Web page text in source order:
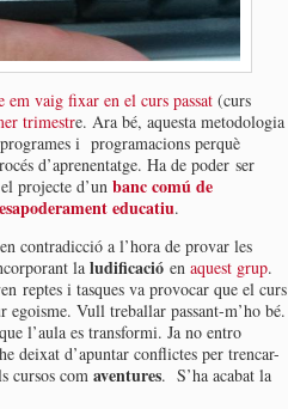
em vaig fixar en el curs passat (curs
trimestre. Ara bé, aquesta metodologia
i programacions perquè
d’aprenentatge. Ha de poder ser
projecte d’un banc comú de
educatiu.
contradicció a l’hora de provar les
la ludificació en aquest grup.
reptes i tasques va provocar que el curs
egoisme. Vull treballar passant-m’ho bé.
l’aula es transformi. Ja no entro
deixat d’apuntar conflictes per trencar-
cursos com aventures. S’ha acabat la